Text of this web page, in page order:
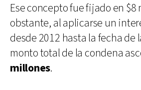
Ese concepto fue fijado en $8
obstante, al aplicarse un
desde 2012 hasta la fecha de
monto total de la condena
millones.